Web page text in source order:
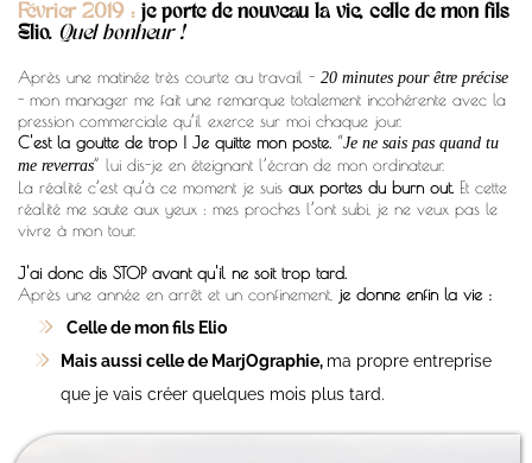
Février 2019 : je porte de nouveau la vie, celle de mon fils
Elio. Quel bonheur !
Après une matinée très courte au travail - 20 minutes pour être précise
- mon manager me fait une remarque totalement incohérente avec la
pression commerciale qu’il exerce sur moi chaque jour.
C'est la goutte de trop ! Je quitte mon poste. “Je ne sais pas quand tu
me reverras” lui dis-je en éteignant l’écran de mon ordinateur.
La réalité c’est qu’à ce moment je suis aux portes du burn out. Et cette
réalité me saute aux yeux : mes proches l’ont subi, je ne veux pas le
vivre à mon tour.
J'ai donc dis STOP avant qu'il ne soit trop tard.
Après une année en arrêt et un confinement, je donne enfin la vie :
Celle de mon fils Elio
Mais aussi celle de MarjOgraphie, ma propre entreprise
que je vais créer quelques mois plus tard.